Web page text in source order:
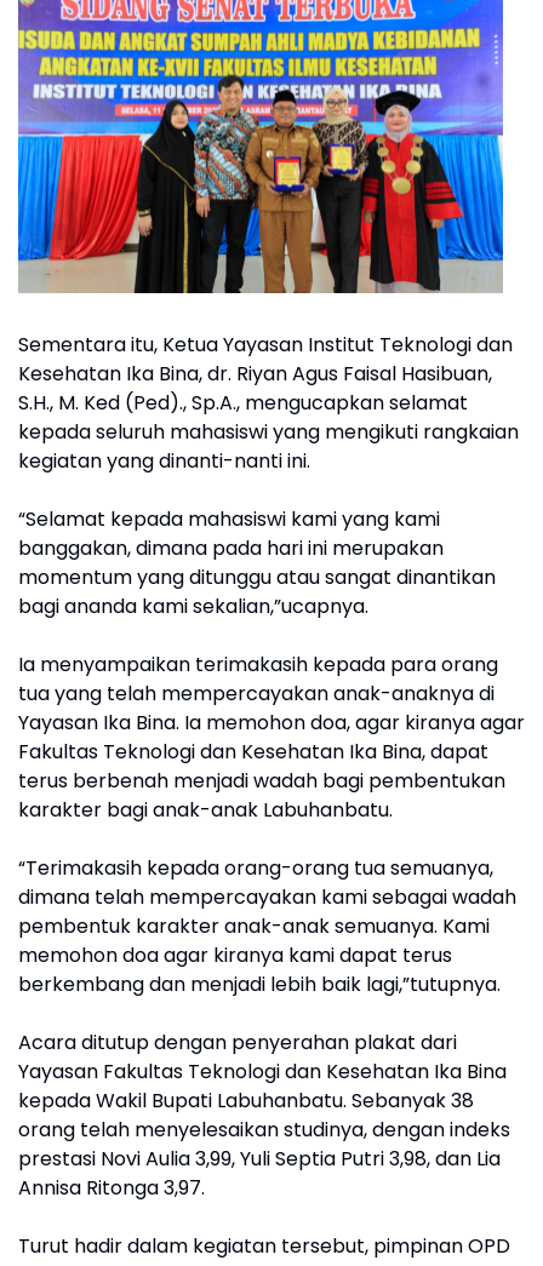
Sementara itu, Ketua Yayasan Institut Teknologi dan
Kesehatan Ika Bina, dr. Riyan Agus Faisal Hasibuan,
S.H., M. Ked (Ped)., Sp.A., mengucapkan selamat
kepada seluruh mahasiswi yang mengikuti rangkaian
kegiatan yang dinanti-nanti ini.
“Selamat kepada mahasiswi kami yang kami
banggakan, dimana pada hari ini merupakan
momentum yang ditunggu atau sangat dinantikan
bagi ananda kami sekalian,”ucapnya.
Ia menyampaikan terimakasih kepada para orang
tua yang telah mempercayakan anak-anaknya di
Yayasan Ika Bina. Ia memohon doa, agar kiranya agar
Fakultas Teknologi dan Kesehatan Ika Bina, dapat
terus berbenah menjadi wadah bagi pembentukan
karakter bagi anak-anak Labuhanbatu.
“Terimakasih kepada orang-orang tua semuanya,
dimana telah mempercayakan kami sebagai wadah
pembentuk karakter anak-anak semuanya. Kami
memohon doa agar kiranya kami dapat terus
berkembang dan menjadi lebih baik lagi,”tutupnya.
Acara ditutup dengan penyerahan plakat dari
Yayasan Fakultas Teknologi dan Kesehatan Ika Bina
kepada Wakil Bupati Labuhanbatu. Sebanyak 38
orang telah menyelesaikan studinya, dengan indeks
prestasi Novi Aulia 3,99, Yuli Septia Putri 3,98, dan Lia
Annisa Ritonga 3,97.
Turut hadir dalam kegiatan tersebut, pimpinan OPD